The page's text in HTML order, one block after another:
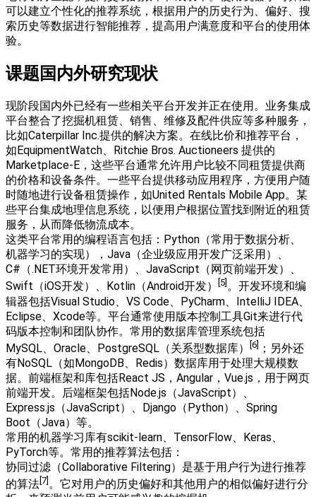
可以建立个性化的推荐系统，根据用户的历史行为、偏好、搜
索历史等数据进行智能推荐，提高用户满意度和平台的使用体
验。
课题国内外研究现状
现阶段国内外已经有一些相关平台开发并正在使用。业务集成
平台整合了挖掘机租赁、销售、维修及配件供应等多种服务，
比如Caterpillar Inc.提供的解决方案。在线比价和推荐平台，
如EquipmentWatch、Ritchie Bros. Auctioneers 提供的
Marketplace-E，这些平台通常允许用户比较不同租赁提供商
的价格和设备条件。一些平台提供移动应用程序，方便用户随
时随地进行设备租赁操作，如United Rentals Mobile App。某
些平台集成地理信息系统，以便用户根据位置找到附近的租赁
服务，从而降低物流成本。
这类平台常用的编程语言包括：Python（常用于数据分析、
机器学习的实现），Java（企业级应用开发广泛采用）、
C#（.NET环境开发常用）、JavaScript（网页前端开发）、
Swift（iOS开发）、Kotlin（Android开发）
[5] 。开发环境和编
辑器包括Visual Studio、VS Code、PyCharm、IntelliJ IDEA、
Eclipse、Xcode等。平台通常使用版本控制工具Git来进行代
码版本控制和团队协作。常用的数据库管理系统包括
MySQL、Oracle、PostgreSQL（关系型数据库）
[6] ；另外还
有NoSQL（如MongoDB、Redis）数据库用于处理大规模数
据。前端框架和库包括React JS，Angular，Vue.js，用于网页
前端开发。后端框架包括Node.js（JavaScript）、
Express.js（JavaScript）、Django（Python）、Spring
Boot（Java）等。
常用的机器学习库有scikit-learn、TensorFlow、Keras、
PyTorch等。常用的推荐算法包括：
协同过滤（Collaborative Filtering）是基于用户行为进行推荐
的算法 [7] 。它对用户的历史偏好和其他用户的相似偏好进行分